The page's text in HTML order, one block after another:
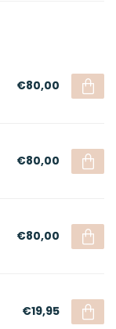
€80,00
€80,00
€80,00
€19,95